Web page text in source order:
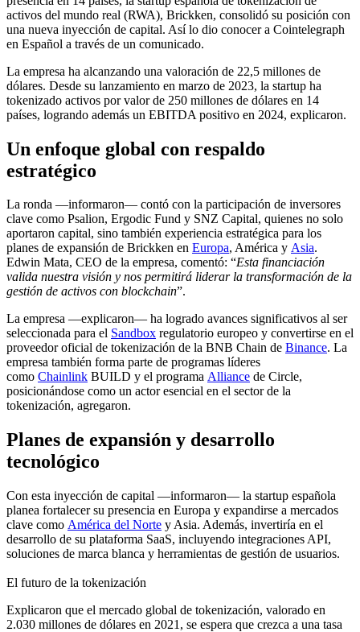
activos del mundo real (RWA), Brickken, consolidó su posición con
una nueva inyección de capital. Así lo dio conocer a Cointelegraph
en Español a través de un comunicado.
La empresa ha alcanzando una valoración de 22,5 millones de
dólares. Desde su lanzamiento en marzo de 2023, la startup ha
tokenizado activos por valor de 250 millones de dólares en 14
países, logrando además un EBITDA positivo en 2024, explicaron.
Un enfoque global con respaldo
estratégico
La ronda —informaron— contó con la participación de inversores
clave como Psalion, Ergodic Fund y SNZ Capital, quienes no solo
aportaron capital, sino también experiencia estratégica para los
planes de expansión de Brickken en Europa, América y Asia.
Edwin Mata, CEO de la empresa, comentó: “Esta financiación
valida nuestra visión y nos permitirá liderar la transformación de la
gestión de activos con blockchain”.
La empresa —explicaron— ha logrado avances significativos al ser
seleccionada para el Sandbox regulatorio europeo y convertirse en el
proveedor oficial de tokenización de la BNB Chain de Binance. La
empresa también forma parte de programas líderes
como Chainlink BUILD y el programa Alliance de Circle,
posicionándose como un actor esencial en el sector de la
tokenización, agregaron.
Planes de expansión y desarrollo
tecnológico
Con esta inyección de capital —informaron— la startup española
planea fortalecer su presencia en Europa y expandirse a mercados
clave como América del Norte y Asia. Además, invertiría en el
desarrollo de su plataforma SaaS, incluyendo integraciones API,
soluciones de marca blanca y herramientas de gestión de usuarios.
El futuro de la tokenización
Explicaron que el mercado global de tokenización, valorado en
2.030 millones de dólares en 2021, se espera que crezca a una tasa